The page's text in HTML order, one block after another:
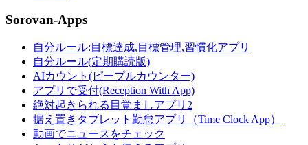
Sorovan-Apps
自分ルール:目標達成,目標管理,習慣化アプリ
自分ルール(定期購読版)
AIカウント(ピープルカウンター)
アプリで受付(Reception With App)
絶対起きられる目覚ましアプリ2
据え置きタブレット勤怠アプリ（Time Clock App）
動画でニュースをチェック